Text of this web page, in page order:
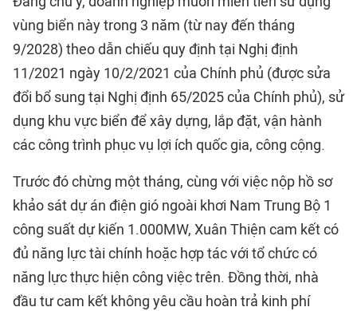
vùng biển này trong 3 năm (từ nay đến tháng
9/2028) theo dẫn chiếu quy định tại Nghị định
11/2021 ngày 10/2/2021 của Chính phủ (được sửa
đổi bổ sung tại Nghị định 65/2025 của Chính phủ), sử
dụng khu vực biển để xây dựng, lắp đặt, vận hành
các công trình phục vụ lợi ích quốc gia, công cộng.
Trước đó chừng một tháng, cùng với việc nộp hồ sơ
khảo sát dự án điện gió ngoài khơi Nam Trung Bộ 1
công suất dự kiến 1.000MW, Xuân Thiện cam kết có
đủ năng lực tài chính hoặc hợp tác với tổ chức có
năng lực thực hiện công việc trên. Đồng thời, nhà
đầu tư cam kết không yêu cầu hoàn trả kinh phí